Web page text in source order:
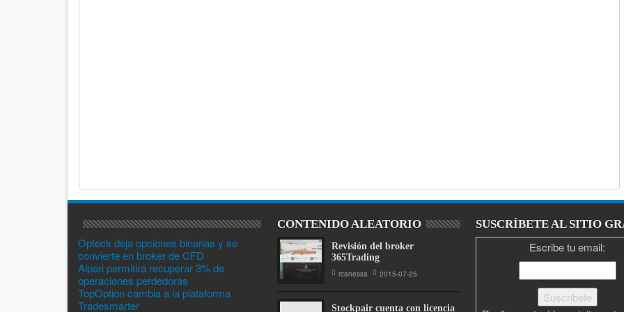
Opteck deja opciones binarias y se
convierte en broker de CFD
Alpari permitirá recuperar 3% de
operaciones perdedoras
TopOption cambia a la plataforma
Tradesmarter
CONTENIDO ALEATORIO
Revisión del broker
365Trading
rcanessa 2015-07-25
Stockpair cuenta con licencia
SUSCRÍBETE AL SITIO
Escribe tu email: